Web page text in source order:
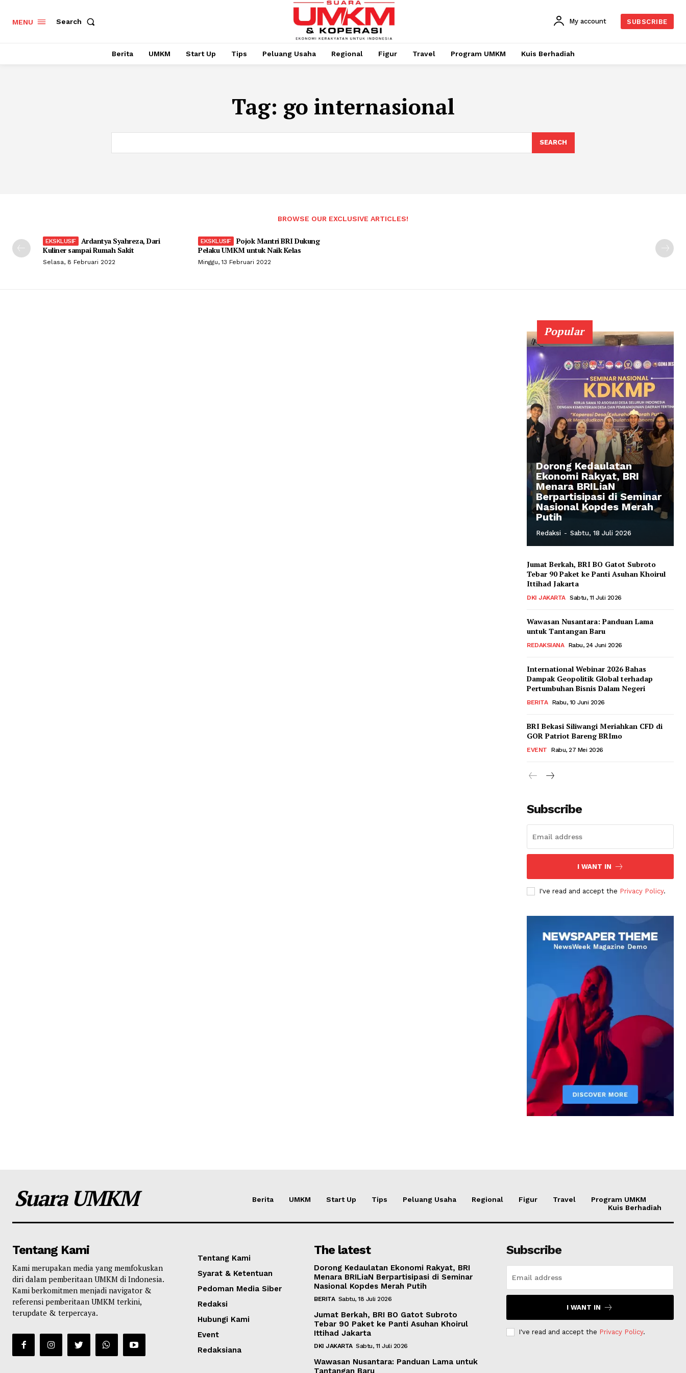
MENU Search My account SUBSCRIBE
Berita UMKM Start Up Tips Peluang Usaha Regional Figur Travel Program UMKM Kuis Berhadiah
Tag: go internasional
SEARCH
BROWSE OUR EXCLUSIVE ARTICLES!
Ardantya Syahreza, Dari
Kuliner sampai Rumah Sakit
Selasa, 8 Februari 2022
Pojok Mantri BRI Dukung
Pelaku UMKM untuk Naik Kelas
Minggu, 13 Februari 2022
Popular
Dorong Kedaulatan
Ekonomi Rakyat, BRI
Menara BRILiaN
Berpartisipasi di Seminar
Nasional Kopdes Merah
Putih
Redaksi - Sabtu, 18 Juli 2026
Jumat Berkah, BRI BO Gatot Subroto
Tebar 90 Paket ke Panti Asuhan Khoirul
Ittihad Jakarta
DKI JAKARTA Sabtu, 11 Juli 2026
Wawasan Nusantara: Panduan Lama
untuk Tantangan Baru
REDAKSIANA Rabu, 24 Juni 2026
International Webinar 2026 Bahas
Dampak Geopolitik Global terhadap
Pertumbuhan Bisnis Dalam Negeri
BERITA Rabu, 10 Juni 2026
BRI Bekasi Siliwangi Meriahkan CFD di
GOR Patriot Bareng BRImo
EVENT Rabu, 27 Mei 2026
Subscribe
I WANT IN
I've read and accept the Privacy Policy.
Suara UMKM Berita UMKM Start Up Tips Peluang Usaha Regional Figur Travel
Program UMKM
Kuis Berhadiah
Tentang Kami
Kami merupakan media yang memfokuskan
diri dalam pemberitaan UMKM di Indonesia.
Kami berkomitmen menjadi navigator &
referensi pemberitaan UMKM terkini,
terupdate & terpercaya.
Tentang Kami
Syarat & Ketentuan
Pedoman Media Siber
Redaksi
Hubungi Kami
Event
Redaksiana
The latest
Dorong Kedaulatan Ekonomi Rakyat, BRI
Menara BRILiaN Berpartisipasi di Seminar
Nasional Kopdes Merah Putih
BERITA Sabtu, 18 Juli 2026
Jumat Berkah, BRI BO Gatot Subroto
Tebar 90 Paket ke Panti Asuhan Khoirul
Ittihad Jakarta
DKI JAKARTA Sabtu, 11 Juli 2026
Wawasan Nusantara: Panduan Lama untuk
Tantangan Baru
Subscribe
I WANT IN
I've read and accept the Privacy Policy.